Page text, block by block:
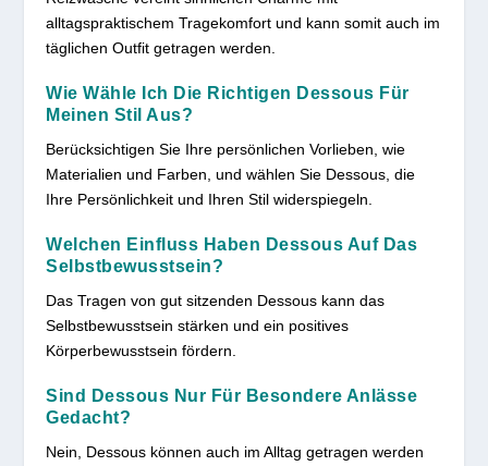
alltagspraktischem Tragekomfort und kann somit auch im
täglichen Outfit getragen werden.
Wie Wähle Ich Die Richtigen Dessous Für
Meinen Stil Aus?
Berücksichtigen Sie Ihre persönlichen Vorlieben, wie
Materialien und Farben, und wählen Sie Dessous, die
Ihre Persönlichkeit und Ihren Stil widerspiegeln.
Welchen Einfluss Haben Dessous Auf Das
Selbstbewusstsein?
Das Tragen von gut sitzenden Dessous kann das
Selbstbewusstsein stärken und ein positives
Körperbewusstsein fördern.
Sind Dessous Nur Für Besondere Anlässe
Gedacht?
Nein, Dessous können auch im Alltag getragen werden